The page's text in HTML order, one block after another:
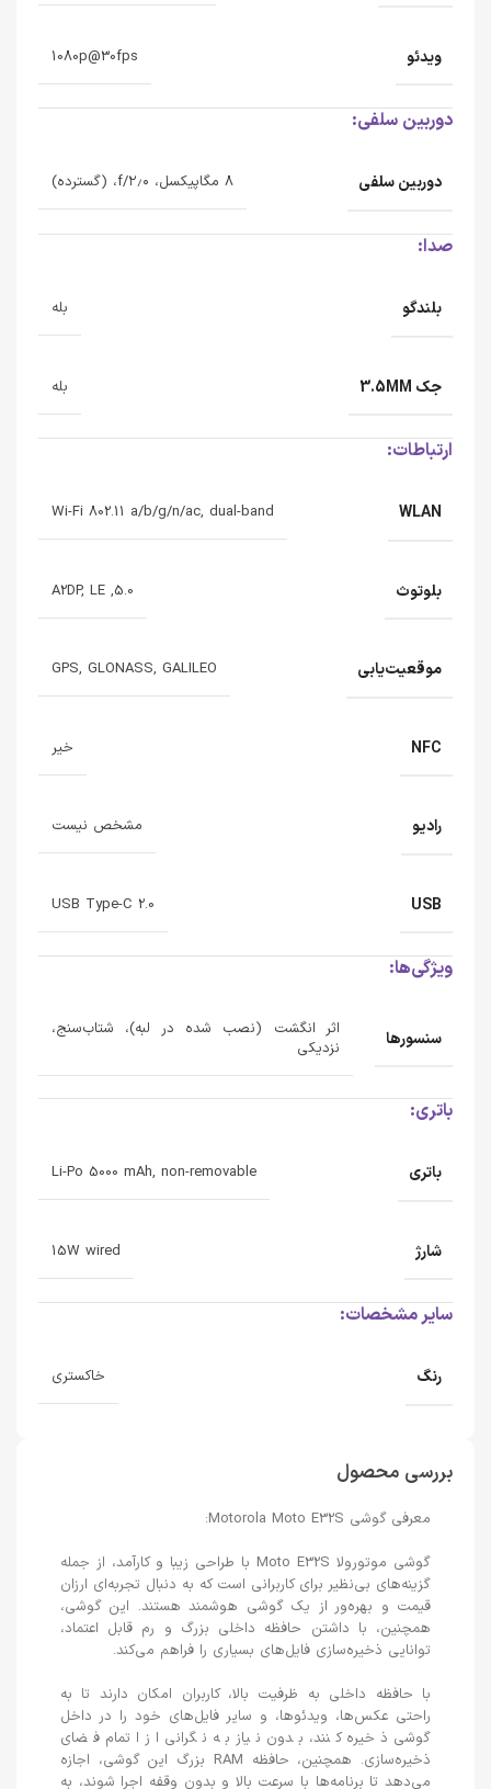
ویدئو 1080p@30fps
دوربین سلفی:
دوربین سلفی ۸ مگاپیکسل، f/۲٫۰، (گسترده)
صدا:
بلندگو بله
جک 3.5MM بله
ارتباطات:
WLAN
Wi-Fi 802.11 a/b/g/n/ac, dual-band
بلوتوث 5.0, A2DP, LE
موقعیت‌یابی GPS, GLONASS, GALILEO
NFC خیر
رادیو مشخص نیست
USB
USB Type-C 2.0
ویژگی‌ها:
سنسورها
اثر انگشت (نصب شده در لبه)، شتاب‌سنج،
نزدیکی
باتری:
باتری Li-Po 5000 mAh, non-removable
شارژ 15W wired
سایر مشخصات:
رنگ خاکستری
بررسی محصول
معرفی گوشی Motorola Moto E32S:
گوشی موتورولا Moto E32S با طراحی زیبا و کارآمد، از جمله
گزینه‌های بی‌نظیر برای کاربرانی است که به دنبال تجربه‌ای ارزان
قیمت و بهره‌ور از یک گوشی هوشمند هستند. این گوشی،
همچنین، با داشتن حافظه داخلی بزرگ و رم قابل اعتماد،
توانایی ذخیره‌سازی فایل‌های بسیاری را فراهم می‌کند.
با حافظه داخلی به ظرفیت بالا، کاربران امکان دارند تا به
راحتی عکس‌ها، ویدئوها، و سایر فایل‌های خود را در داخل
گوشی ذخیره کنند، بدون نیاز به نگرانی از اتمام فضای
ذخیره‌سازی. همچنین، حافظه RAM بزرگ این گوشی، اجازه
می‌دهد تا برنامه‌ها با سرعت بالا و بدون وقفه اجرا شوند، به